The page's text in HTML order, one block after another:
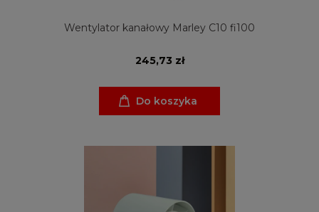
Wentylator kanałowy Marley C10 fi100
245,73 zł
Do koszyka